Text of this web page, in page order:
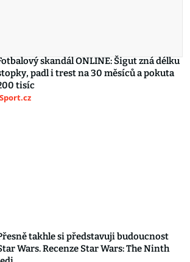
skandál ONLINE: Šigut zná délku
padl i trest na 30 měsíců a pokuta
tisíc
takhle si představuji budoucnost
Wars. Recenze Star Wars: The Ninth